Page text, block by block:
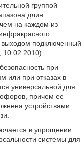
группой
длин
на каждом из
выходом подключенный
при
или при отказах в
универсальной для
причем ее
устройствами
в упрощении
системы для